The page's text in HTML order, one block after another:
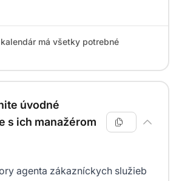
má všetky potrebné
úvodné
s ich manažérom
agenta zákazníckych služieb